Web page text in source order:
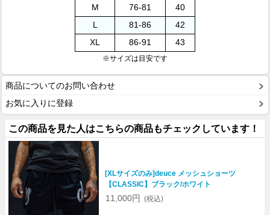
M
76-81
40
L
81-86
42
XL
86-91 43
※サイズは目安です
商品についてのお問い合わせ
お気に入りに登録
この商品を見た人はこちらの商品もチェックしています！
[XLサイズのみ]deuce メッシュショーツ
【CLASSIC】ブラック/ホワイト
11,000円 (税込)